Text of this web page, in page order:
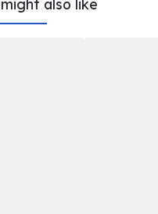
also like